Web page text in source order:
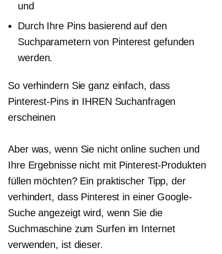
und
Durch Ihre Pins basierend auf den
Suchparametern von Pinterest gefunden
werden.
So verhindern Sie ganz einfach, dass
Pinterest-Pins in IHREN Suchanfragen
erscheinen
Aber was, wenn Sie nicht online suchen und
Ihre Ergebnisse nicht mit Pinterest-Produkten
füllen möchten? Ein praktischer Tipp, der
verhindert, dass Pinterest in einer Google-
Suche angezeigt wird, wenn Sie die
Suchmaschine zum Surfen im Internet
verwenden, ist dieser.